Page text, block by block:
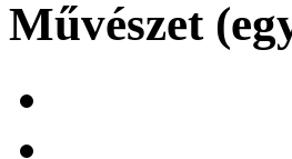
Művészet